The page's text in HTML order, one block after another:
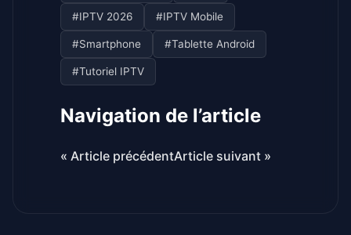
#IPTV 2026 #IPTV Mobile
#Smartphone #Tablette Android
#Tutoriel IPTV
Navigation de l’article
« Article précédentArticle suivant »